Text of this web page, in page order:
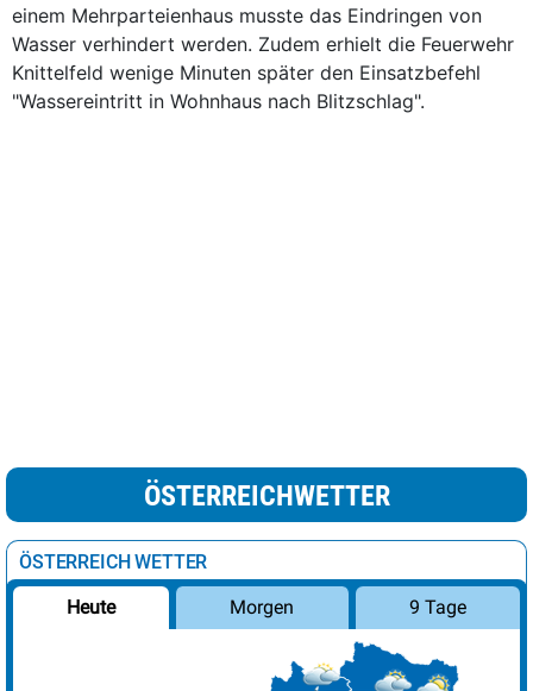
einem Mehrparteienhaus musste das Eindringen von
Wasser verhindert werden. Zudem erhielt die Feuerwehr
Knittelfeld wenige Minuten später den Einsatzbefehl
"Wassereintritt in Wohnhaus nach Blitzschlag".
ÖSTERREICHWETTER
ÖSTERREICH WETTER
Heute Morgen 9 Tage